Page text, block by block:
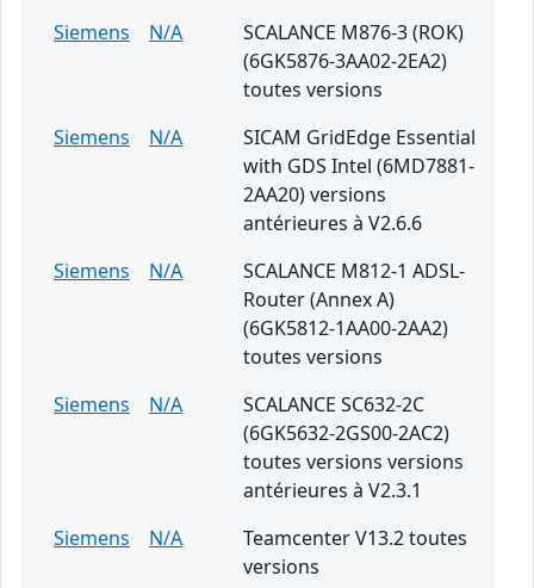
Siemens
N/A
SCALANCE M876-3 (ROK)
(6GK5876-3AA02-2EA2)
toutes versions
Siemens
N/A
SICAM GridEdge Essential
with GDS Intel (6MD7881-
2AA20) versions
antérieures à V2.6.6
Siemens
N/A
SCALANCE M812-1 ADSL-
Router (Annex A)
(6GK5812-1AA00-2AA2)
toutes versions
Siemens
N/A
SCALANCE SC632-2C
(6GK5632-2GS00-2AC2)
toutes versions versions
antérieures à V2.3.1
Siemens
N/A
Teamcenter V13.2 toutes
versions